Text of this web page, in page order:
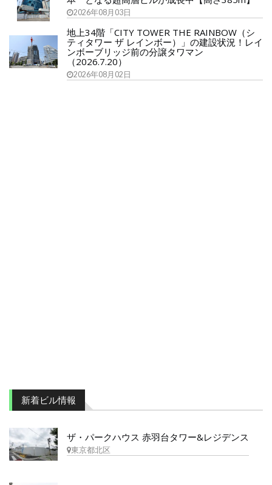
2026年08月03日
地上34階「CITY TOWER THE RAINBOW（シ
ティタワー ザ レインボー）」の建設状況！レイ
ンボーブリッジ前の分譲タワマン
（2026.7.20）
2026年08月02日
新着ビル情報
ザ・パークハウス 赤羽台タワー&レジデンス
東京都北区